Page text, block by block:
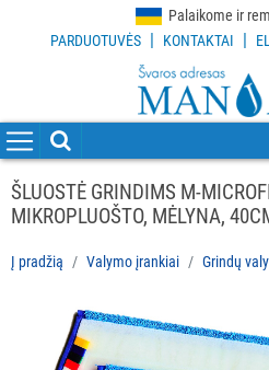
Palaikome ir
PARDUOTUVĖS | KONTAKTAI |
VALYMO
PRIEMONĖS
VALYMO
valymo
ŠLUOSTĖ GRINDIMS M-
MIKROPLUOŠTO, MĖLYNA,
Į pradžią Valymo įrankiai Grindų